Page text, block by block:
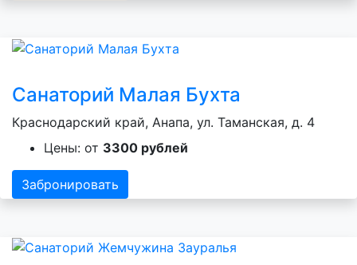
Санаторий Малая Бухта
Краснодарский край, Анапа, ул. Таманская, д. 4
Цены: от 3300 рублей
Забронировать